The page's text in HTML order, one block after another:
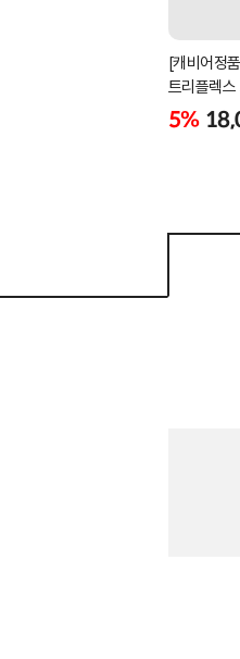
[캐비어정
트리플렉
[39g/42g/
5%